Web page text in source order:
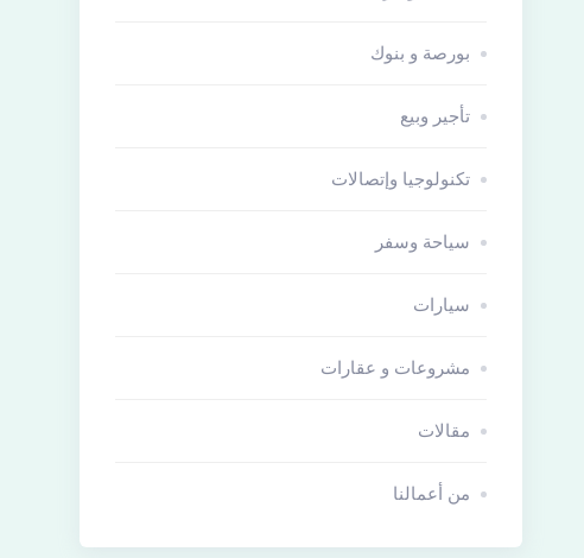
بورصة و بنوك
تأجير وبيع
تكنولوجيا وإتصالات
سياحة وسفر
سيارات
مشروعات و عقارات
مقالات
من أعمالنا